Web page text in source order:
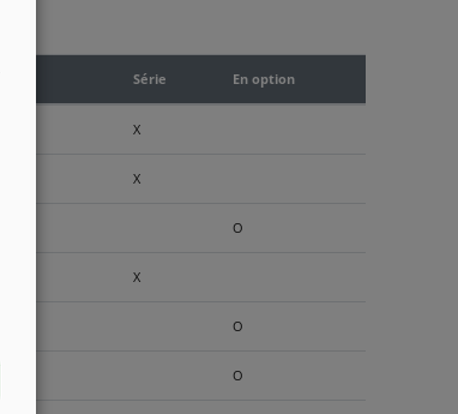
Série En option
X
X
O
X
O
O